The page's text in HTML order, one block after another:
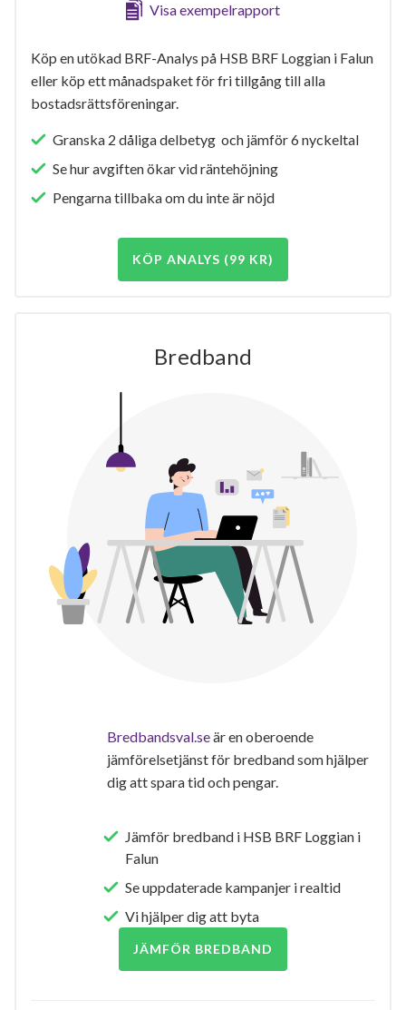
Visa exempelrapport
Köp en utökad BRF-Analys på HSB BRF Loggian i Falun
eller köp ett månadspaket för fri tillgång till alla
bostadsrättsföreningar.
Granska 2 dåliga delbetyg och jämför 6 nyckeltal
Se hur avgiften ökar vid räntehöjning
Pengarna tillbaka om du inte är nöjd
KÖP ANALYS (99 KR)
Bredband
Bredbandsval.seär en oberoende
jämförelsetjänst för bredband som hjälper
dig att spara tid och pengar.
Jämför bredband i HSB BRF Loggian i
Falun
Se uppdaterade kampanjer i realtid
Vi hjälper dig att byta
JÄMFÖR BREDBAND